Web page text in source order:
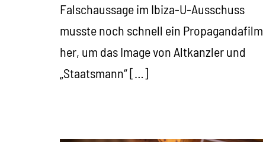
Falschaussage im Ibiza-U-Ausschuss
musste noch schnell ein Propagandafilm
her, um das Image von Altkanzler und
„Staatsmann“ […]